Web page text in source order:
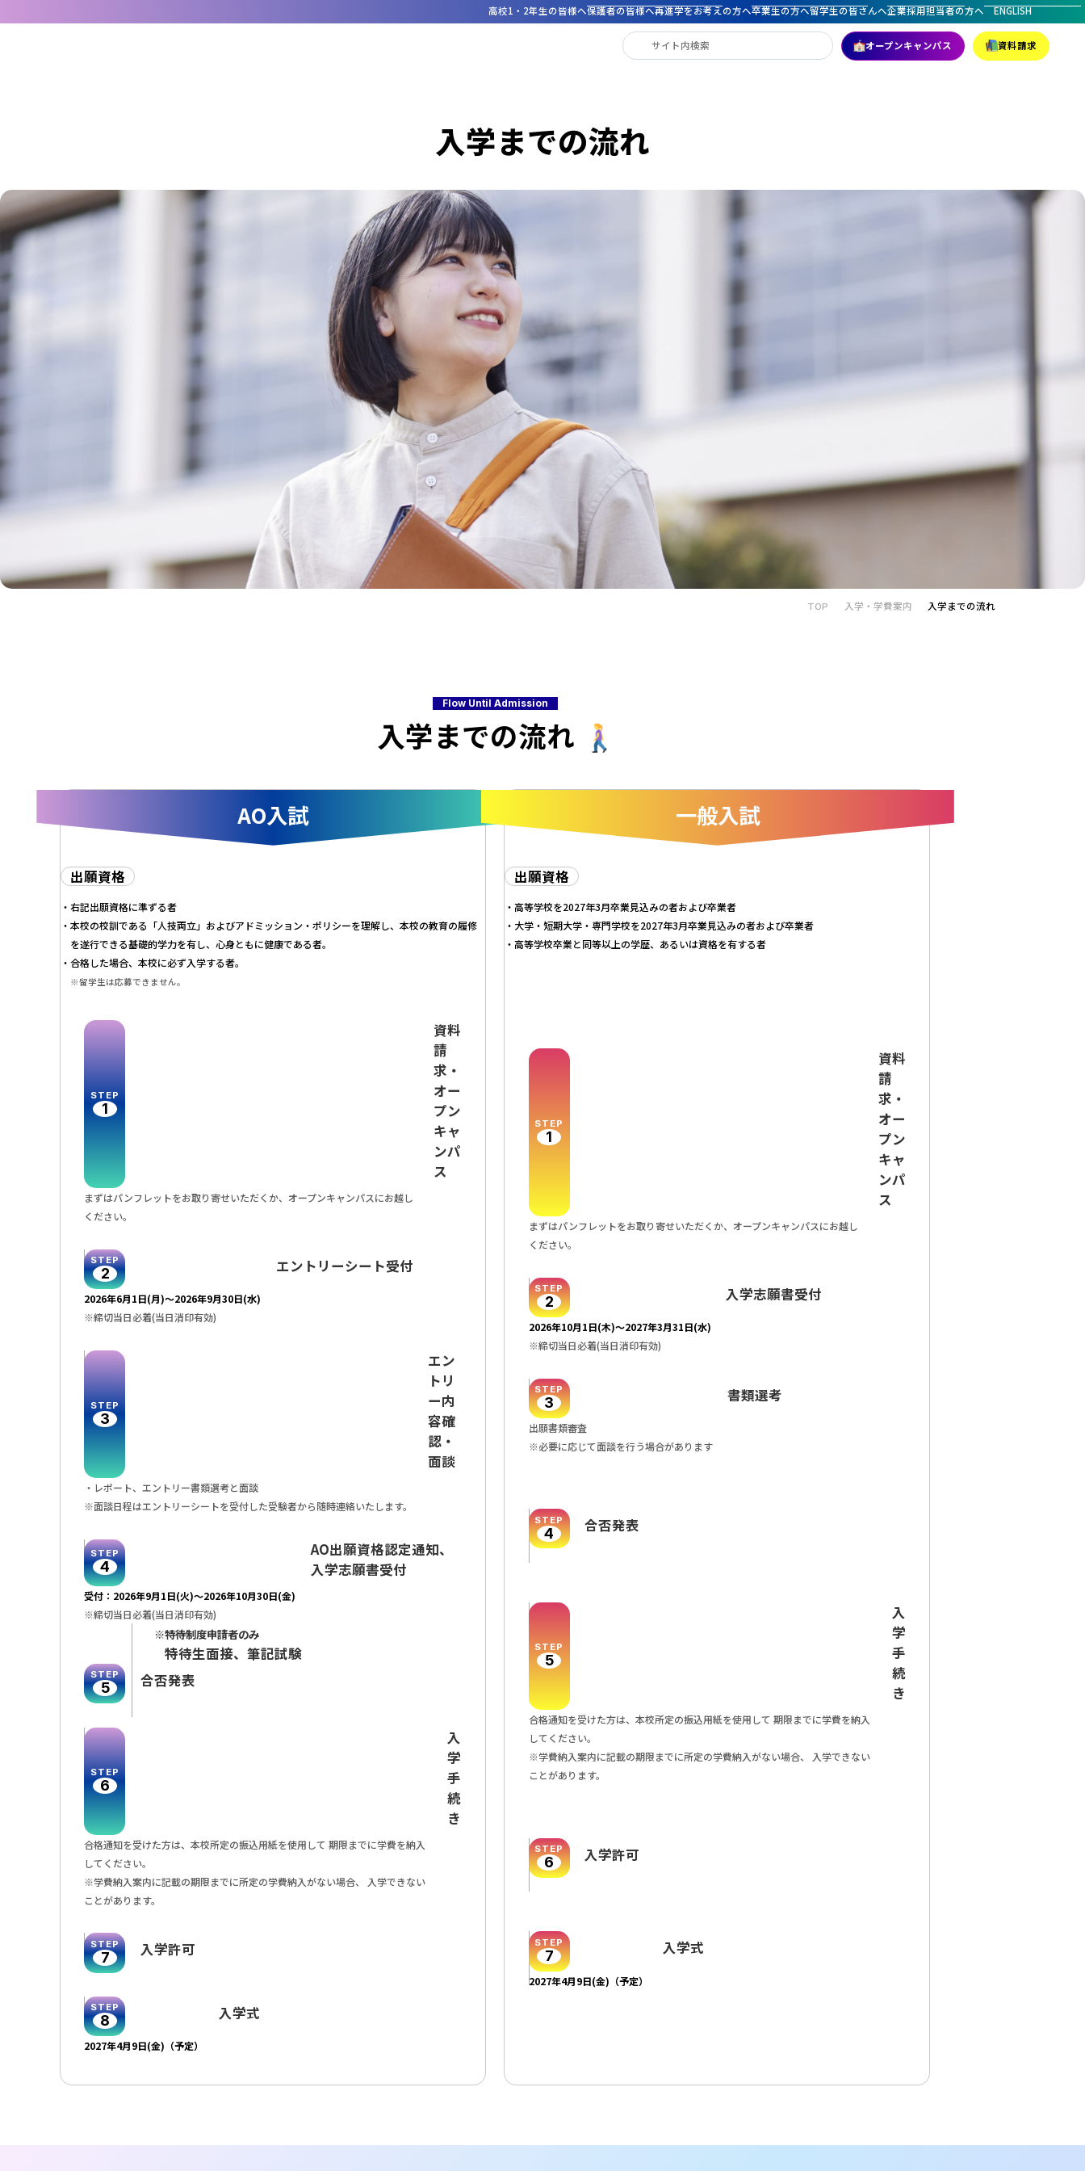
高校1・2年生の皆様へ保護者の皆様へ再進学をお考えの方へ卒業生の方へ留学生の皆さんへ企業採用担当者の方へ ENGLISH
オープンキャンパス 資料請求
入学までの流れ
TOP 入学・学費案内 入学までの流れ
Flow Until Admission
入学までの流れ
AO入試
出願資格
右記出願資格に準ずる者
本校の校訓である「人技両立」およびアドミッション・ポリシーを理解し、本校の教育の履修
を遂行できる基礎的学力を有し、心身ともに健康である者。
合格した場合、本校に必ず入学する者。
※留学生は応募できません。
STEP
1
資料
請
求・
オー
プン
キャ
ンパ
ス
まずはパンフレットをお取り寄せいただくか、オープンキャンパスにお越し
ください。
STEP
2 エントリーシート受付
2026年6月1日(月)〜2026年9月30日(水)
※締切当日必着(当日消印有効)
STEP
3
エン
トリ
ー内
容確
認・
面談
レポート、エントリー書類選考と面談
面談日程はエントリーシートを受付した受験者から随時連絡いたします。
STEP
4
AO出願資格認定通知、
入学志願書受付
受付：2026年9月1日(火)〜2026年10月30日(金)
※締切当日必着(当日消印有効)
※特待制度申請者のみ
特待生面接、筆記試験
STEP
5 合否発表
STEP
6
入
学
手
続
き
合格通知を受けた方は、本校所定の振込用紙を使用して 期限までに学費を納入
してください。
※学費納入案内に記載の期限までに所定の学費納入がない場合、 入学できない
ことがあります。
STEP
7 入学許可
STEP
8 入学式
2027年4月9日(金)（予定）
一般入試
出願資格
高等学校を2027年3月卒業見込みの者および卒業者
大学・短期大学・専門学校を2027年3月卒業見込みの者および卒業者
高等学校卒業と同等以上の学歴、あるいは資格を有する者
STEP
1
資料
請
求・
オー
プン
キャ
ンパ
ス
まずはパンフレットをお取り寄せいただくか、オープンキャンパスにお越し
ください。
STEP
2 入学志願書受付
2026年10月1日(木)〜2027年3月31日(水)
※締切当日必着(当日消印有効)
STEP
3 書類選考
出願書類審査
※必要に応じて面談を行う場合があります
STEP
4 合否発表
STEP
5
入
学
手
続
き
合格通知を受けた方は、本校所定の振込用紙を使用して 期限までに学費を納入
してください。
※学費納入案内に記載の期限までに所定の学費納入がない場合、 入学できない
ことがあります。
STEP
6 入学許可
STEP
7 入学式
2027年4月9日(金)（予定）